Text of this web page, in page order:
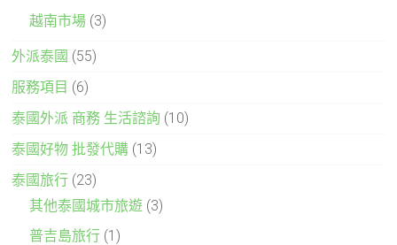
越南市場 (3)
外派泰國 (55)
服務項目 (6)
泰國外派 商務 生活諮詢 (10)
泰國好物 批發代購 (13)
泰國旅行 (23)
其他泰國城市旅遊 (3)
普吉島旅行 (1)